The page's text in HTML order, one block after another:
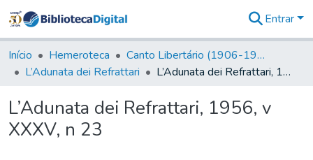
&
Coleções
Tudo na
Digital
Entrar
Início Hemeroteca
Canto Libertário (1906-1995)
L’Adunata dei Refrattari
L’Adunata dei Refrattari, 1956, v XXXV, n 23
L’Adunata dei Refrattari, 1956, v
XXXV, n 23